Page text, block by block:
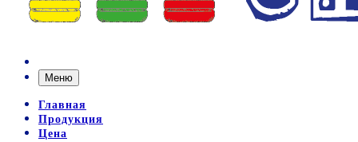
Меню
Главная
Продукция
Цена